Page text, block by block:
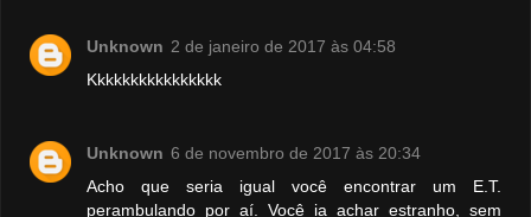
Unknown 2 de janeiro de 2017 às 04:58
Kkkkkkkkkkkkkkkk
Unknown 6 de novembro de 2017 às 20:34
Acho que seria igual você encontrar um E.T.
perambulando por aí. Você ia achar estranho, sem